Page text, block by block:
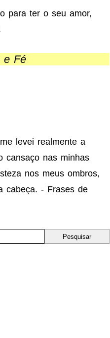
para ter o seu amor,
e Fé
levei realmente a
cansaço nas minhas
nos meus ombros,
cabeça. - Frases de